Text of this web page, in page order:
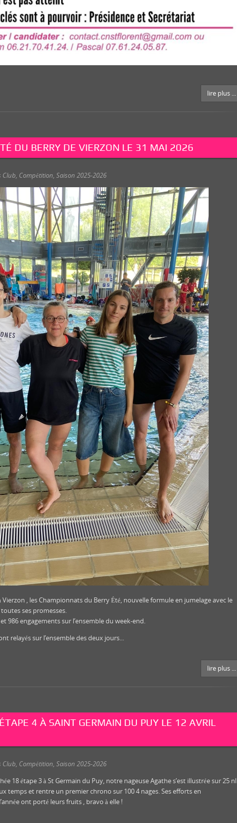
FFN Cher
lire plus ...
DU BERRY DE VIERZON LE 31 MAI 2026
Club, Compétition, Saison 2025-2026
Vierzon , les Championnats du Berry Été, nouvelle formule en jumelage avec le
ses promesses.
986 engagements sur l’ensemble du week-end.
relayés sur l’ensemble des deux jours...
lire plus ...
4 À SAINT GERMAIN DU PUY LE 12 AVRIL
Club, Compétition, Saison 2025-2026
18 étape 3 à St Germain du Puy, notre nageuse Agathe s’est illustrée sur 25 nl
temps et rentre un premier chrono sur 100 4 nages. Ses efforts en
ont porté leurs fruits , bravo à elle !